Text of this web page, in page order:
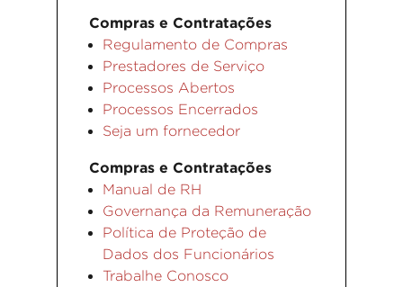
Compras e Contratações
Regulamento de Compras
Prestadores de Serviço
Processos Abertos
Processos Encerrados
Seja um fornecedor
Compras e Contratações
Manual de RH
Governança da Remuneração
Política de Proteção de
Dados dos Funcionários
Trabalhe Conosco